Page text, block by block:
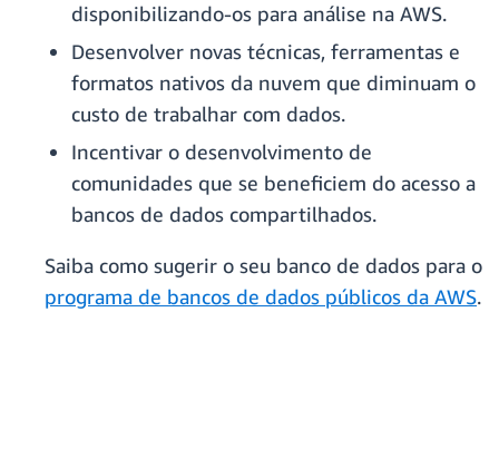
disponibilizando-os para análise na AWS.
Desenvolver novas técnicas, ferramentas e
formatos nativos da nuvem que diminuam o
custo de trabalhar com dados.
Incentivar o desenvolvimento de
comunidades que se beneficiem do acesso a
bancos de dados compartilhados.
Saiba como sugerir o seu banco de dados para o
programa de bancos de dados públicos da AWS.